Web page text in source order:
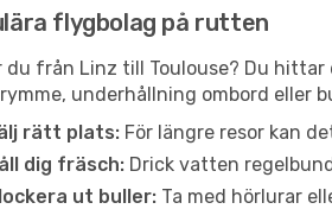
flygbolag på rutten
du från Linz till Toulouse? Du
underhållning ombord eller
rätt plats: För längre resor kan
dig fräsch: Drick vatten
ut buller: Ta med hörlurar